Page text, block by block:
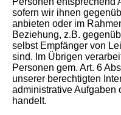
sofern wir ihnen
anbieten oder im
Beziehung, z.B.
selbst Empfänger von
sind. Im Übrigen
Personen gem. Art. 6
unserer berechtigten
administrative Aufgaben
handelt.